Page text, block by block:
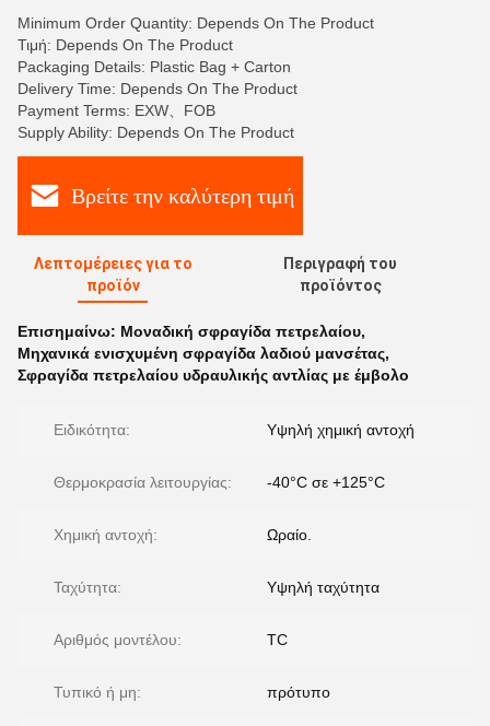
Minimum Order Quantity: Depends On The Product
Τιμή: Depends On The Product
Packaging Details: Plastic Bag + Carton
Delivery Time: Depends On The Product
Payment Terms: EXW、FOB
Supply Ability: Depends On The Product
Βρείτε την καλύτερη τιμή
Λεπτομέρειες για το
προϊόν
Περιγραφή του
προϊόντος
Επισημαίνω: Μοναδική σφραγίδα πετρελαίου,
Μηχανικά ενισχυμένη σφραγίδα λαδιού μανσέτας,
Σφραγίδα πετρελαίου υδραυλικής αντλίας με έμβολο
Ειδικότητα: Υψηλή χημική αντοχή
Θερμοκρασία λειτουργίας: -40°C σε +125°C
Χημική αντοχή: Ωραίο.
Ταχύτητα: Υψηλή ταχύτητα
Αριθμός μοντέλου: TC
Τυπικό ή μη: πρότυπο